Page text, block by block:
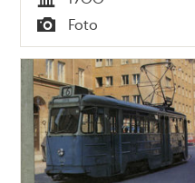
Tid
Typ
Foto